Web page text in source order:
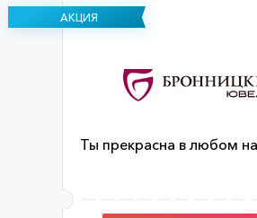
АКЦИЯ
Ты прекрасна в любом